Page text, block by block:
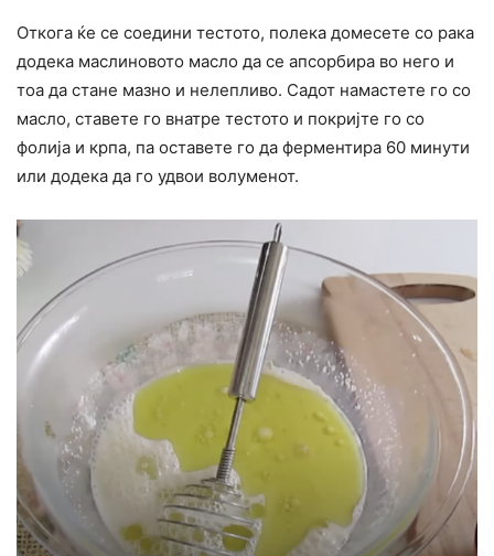
Откога ќе се соедини тестото, полека домесете со рака
додека маслиновото масло да се апсорбира во него и
тоа да стане мазно и нелепливо. Садот намастете го со
масло, ставете го внатре тестото и покријте го со
фолија и крпа, па оставете го да ферментира 60 минути
или додека да го удвои волуменот.